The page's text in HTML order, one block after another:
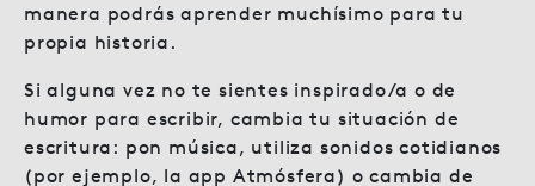
manera podrás aprender muchísimo para tu
propia historia.
Si alguna vez no te sientes inspirado/a o de
humor para escribir, cambia tu situación de
escritura: pon música, utiliza sonidos cotidianos
(por ejemplo, la app Atmósfera) o cambia de